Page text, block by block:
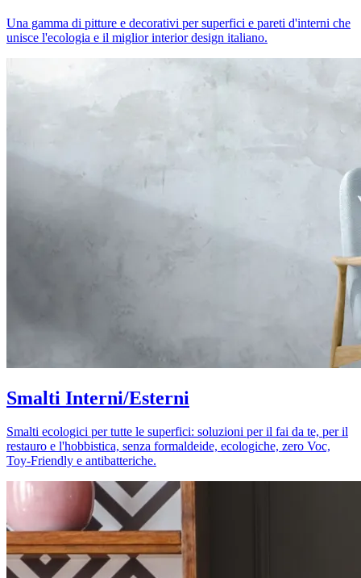
Una gamma di pitture e decorativi per superfici e pareti d'interni che
unisce l'ecologia e il miglior interior design italiano.
Smalti Interni/Esterni
Smalti ecologici per tutte le superfici: soluzioni per il fai da te, per il
restauro e l'hobbistica, senza formaldeide, ecologiche, zero Voc,
Toy-Friendly e antibatteriche.